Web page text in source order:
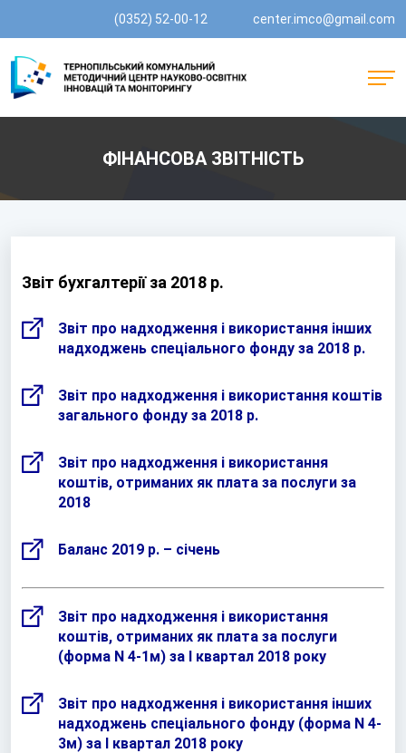
(0352) 52-00-12 center.imco@gmail.com
ФІНАНСОВА ЗВІТНІСТЬ
Звіт бухгалтерії за 2018 р.
Звіт про надходження і використання інших
надходжень спеціального фонду за 2018 р.
Звіт про надходження і використання коштів
загального фонду за 2018 р.
Звіт про надходження і використання
коштів, отриманих як плата за послуги за
2018
Баланс 2019 р. – січень
Звіт про надходження і використання
коштів, отриманих як плата за послуги
(форма N 4-1м) за I квартал 2018 року
Звіт про надходження і використання інших
надходжень спеціального фонду (форма N 4-
3м) за I квартал 2018 року